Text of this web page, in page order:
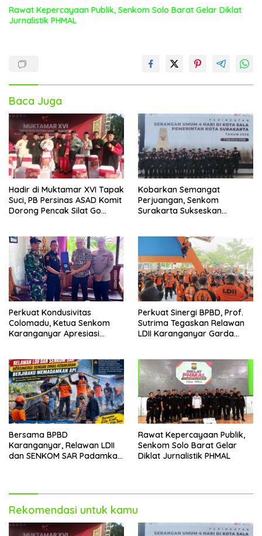
Rawat Kepercayaan Publik, Senkom Solo Barat Gelar Diklat
Jurnalistik PHMAL
Baca Juga
Hadir di Muktamar XVI Tapak
Suci, PB Persinas ASAD Komit
Dorong Pencak Silat Go
Kobarkan Semangat
Perjuangan, Senkom
Surakarta Sukseskan
Perkuat Kondusivitas
Colomadu, Ketua Senkom
Karanganyar Apresiasi
Perkuat Sinergi BPBD, Prof.
Sutrima Tegaskan Relawan
LDII Karanganyar Garda
Bersama BPBD
Karanganyar, Relawan LDII
dan SENKOM SAR Padamkan
Rawat Kepercayaan Publik,
Senkom Solo Barat Gelar
Diklat Jurnalistik PHMAL
Rekomendasi untuk kamu